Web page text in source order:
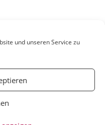
und unseren Service zu